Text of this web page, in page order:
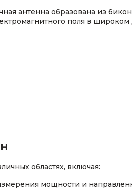
антенна образована из
поля в широком
областях, включая:
мощности и